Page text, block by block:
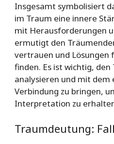
Insgesamt symbolisiert
im Traum eine innere
mit Herausforderungen
ermutigt den
vertrauen und Lösungen
finden. Es ist wichtig, den
analysieren und mit dem
Verbindung zu bringen,
Interpretation zu
Traumdeutung: